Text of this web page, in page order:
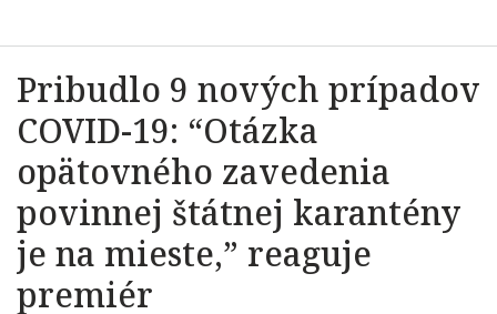
Pribudlo 9 nových prípadov
COVID-19: “Otázka
opätovného zavedenia
povinnej štátnej karantény
je na mieste,” reaguje
premiér